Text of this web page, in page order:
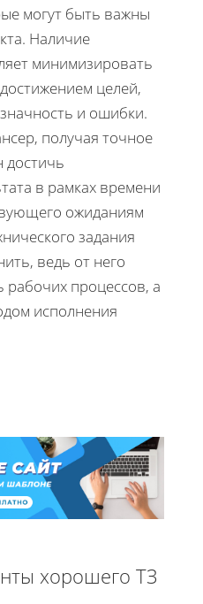
могут быть важны
Наличие
минимизировать
целей,
и ошибки.
получая точное
достичь
в рамках времени
ожиданиям
задания
ведь от него
рабочих процессов, а
исполнения
хорошего ТЗ